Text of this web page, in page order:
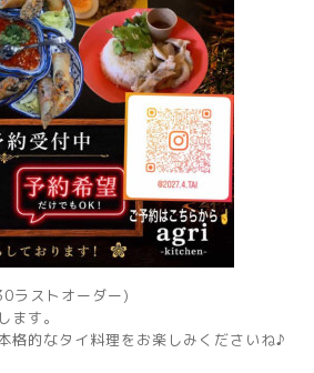
ストオーダー)
ます。
格的なタイ料理をお楽しみくださいね♪